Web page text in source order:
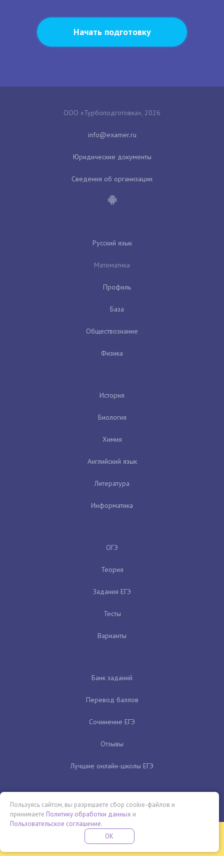
Начать подготовку
ООО «Турбоподготовка», 2026
Юридические документы
Сведения об организации
Русский язык
Математика
Профиль
База
Обществознание
Физика
История
Биология
Химия
Английский язык
Литература
Информатика
ОГЭ
Теория
Задания ЕГЭ
Тесты
Варианты
Банк заданий
Перевод баллов
Сочинение ЕГЭ
Отзывы
Лучшие онлайн-школы ЕГЭ
Бесплатная летняя школа
ПРОВЕДИ ЭТО ЛЕТО С ПОЛЬЗОЙ
Пользуясь сайтом, вы разрешаете сбор cookie-файлов и
принимаете Политику обработки данных и
Пользовательское соглашение.
OK